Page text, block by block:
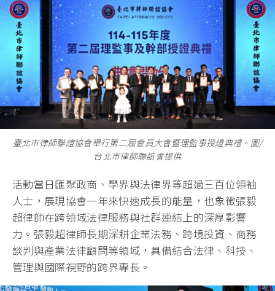
臺北市律師聯誼協會舉行第二屆會員大會暨理監事授證典禮。圖/
台北市律師聯誼會提供
活動當日匯聚政商、學界與法律界等超過三百位領袖
人士，展現協會一年來快速成長的能量，也象徵張毅
超律師在跨領域法律服務與社群連結上的深厚影響
力。張毅超律師長期深耕企業法務、跨境投資、商務
談判與產業法律顧問等領域，具備結合法律、科技、
管理與國際視野的跨界專長。